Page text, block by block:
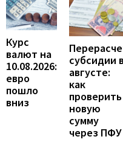
Курс
валют на
10.08.2026:
евро
пошло
вниз
субсидии в
августе:
как
проверить
новую
сумму
через ПФУ